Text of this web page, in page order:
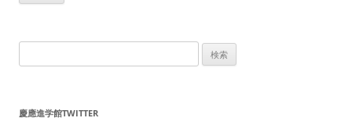
索:
慶應進学館TWITTER